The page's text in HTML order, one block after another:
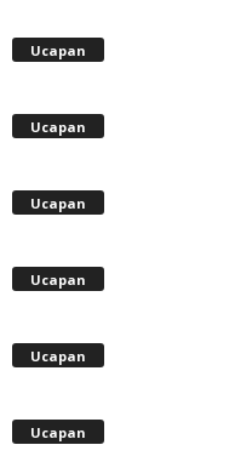
Ucapan
Ucapan
Ucapan
Ucapan
Ucapan
Ucapan